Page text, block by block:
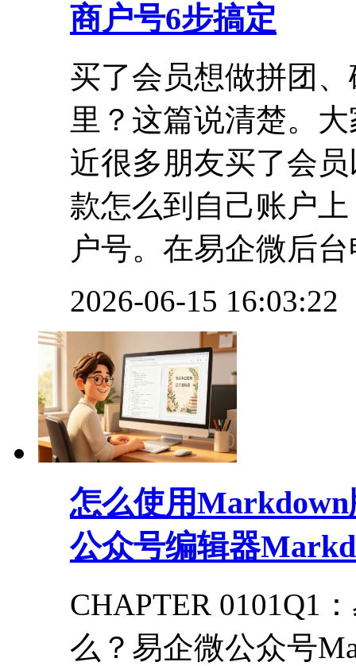
商户号6步搞定
买了会员想做拼团
里？这篇说清楚。
近很多朋友买了会
款怎么到自己账户
户号。在易企微后
2026-06-15 16:03:22
怎么使用
公众号编辑器
CHAPTER 0101Q1
么？易企微公众号